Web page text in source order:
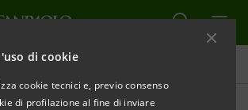
di cookie
cookie tecnici e, previo consenso
di profilazione al fine di inviare